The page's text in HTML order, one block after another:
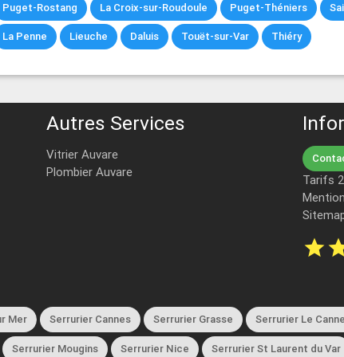
Puget-Rostang La Croix-sur-Roudoule Puget-Théniers
La Penne Lieuche Daluis Touët-sur-Var Thiéry
Autres Services
Vitrier Auvare
Plombier Auvare
Tarifs
star
Mer Serrurier Cannes Serrurier Grasse Serrurier Le
Serrurier Mougins Serrurier Nice Serrurier St Laurent du Var